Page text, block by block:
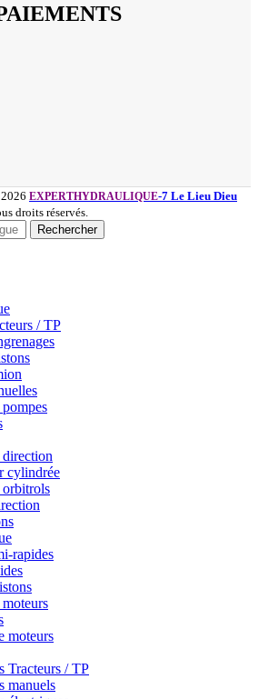
2026 EXPERTHYDRAULIQUE-7 Le Lieu Dieu
droits réservés.
Rechercher
/ TP
cylindrée
orbitrols
rapides
moteurs
Tracteurs / TP
manuels